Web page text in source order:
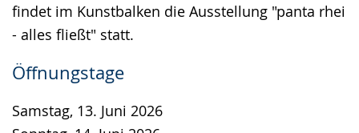
findet im Kunstbalken die Ausstellung "panta rhei
- alles fließt" statt.
Öffnungstage
Samstag, 13. Juni 2026